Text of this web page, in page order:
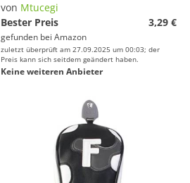
von Mtucegi
Bester Preis
3,29 €
gefunden bei Amazon
zuletzt überprüft am 27.09.2025 um 00:03; der
Preis kann sich seitdem geändert haben.
Keine weiteren Anbieter